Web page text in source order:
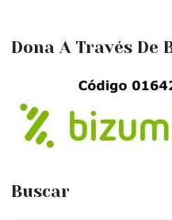
Dona A Través De
Buscar